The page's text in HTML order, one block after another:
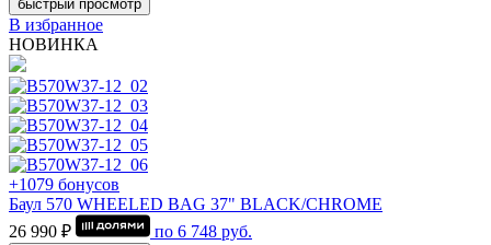
быстрый просмотр
В избранное
НОВИНКА
+1079 бонусов
Баул 570 WHEELED BAG 37" BLACK/CHROME
26 990 ₽
по 6 748 руб.